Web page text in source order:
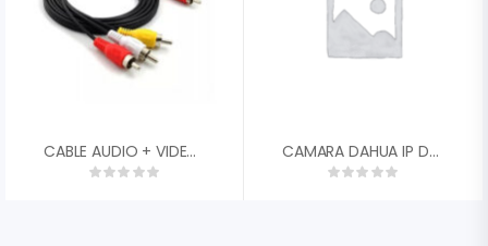
CABLE AUDIO + VIDEO + CORRIENTE 15 MTS CAMARA DAHUA IP DOMO METALICO 2MP 30FPS 2,8MM FOV 110░ IP67 IK10 IR 30M DWDR H.265 2 IVS POE SLOT MICRO SD HASTA 256GB DH-IPC-HDBW2230EN-S-0280B-S2